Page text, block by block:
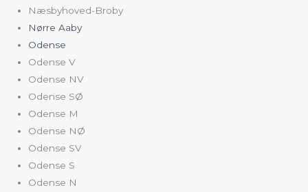
Næsbyhoved-Broby
Nørre Aaby
Odense
Odense V
Odense NV
Odense SØ
Odense M
Odense NØ
Odense SV
Odense S
Odense N